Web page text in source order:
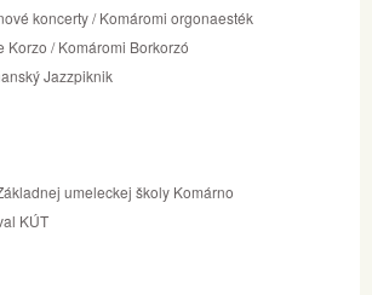
koncerty / Komáromi orgonaesték
Korzo / Komáromi Borkorzó
Jazzpiknik
umeleckej školy Komárno
KÚT